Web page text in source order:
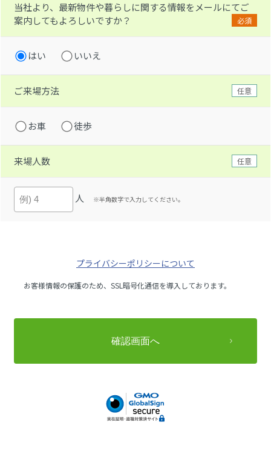
当社より、最新物件や暮らしに関する情報をメールにてご
案内してもよろしいですか？
必須
はい いいえ
ご来場方法 任意
お車 徒歩
来場人数 任意
人 ※半角数字で入力してください。
プライバシーポリシーについて
お客様情報の保護のため、SSL暗号化通信を導入しております。